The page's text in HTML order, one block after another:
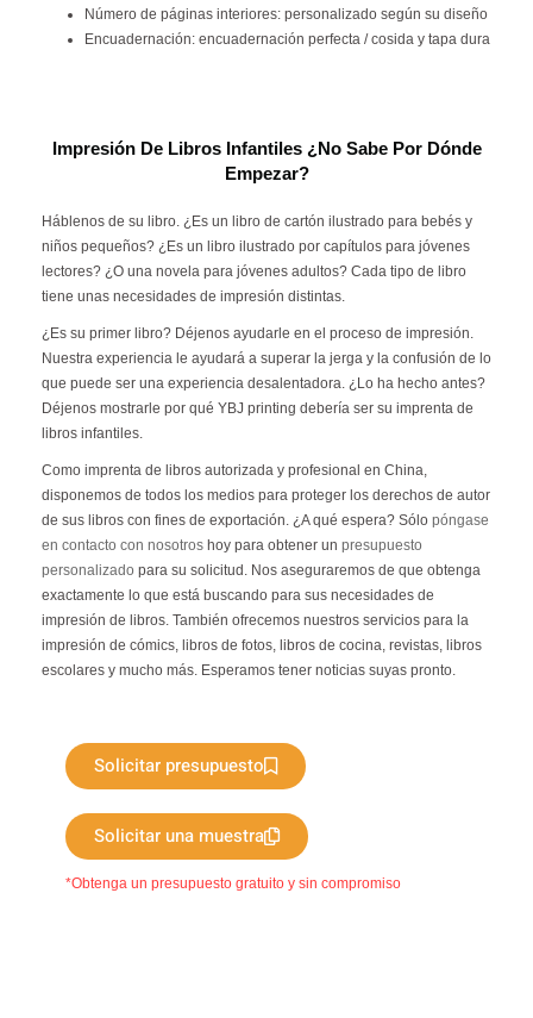
Número de páginas interiores: personalizado según su diseño
Encuadernación: encuadernación perfecta / cosida y tapa dura
Impresión De Libros Infantiles ¿No Sabe Por Dónde
Empezar?
Háblenos de su libro. ¿Es un libro de cartón ilustrado para bebés y
niños pequeños? ¿Es un libro ilustrado por capítulos para jóvenes
lectores? ¿O una novela para jóvenes adultos? Cada tipo de libro
tiene unas necesidades de impresión distintas.
¿Es su primer libro? Déjenos ayudarle en el proceso de impresión.
Nuestra experiencia le ayudará a superar la jerga y la confusión de lo
que puede ser una experiencia desalentadora. ¿Lo ha hecho antes?
Déjenos mostrarle por qué YBJ printing debería ser su imprenta de
libros infantiles.
Como imprenta de libros autorizada y profesional en China,
disponemos de todos los medios para proteger los derechos de autor
de sus libros con fines de exportación. ¿A qué espera? Sólo póngase
en contacto con nosotros hoy para obtener un presupuesto
personalizado para su solicitud. Nos aseguraremos de que obtenga
exactamente lo que está buscando para sus necesidades de
impresión de libros. También ofrecemos nuestros servicios para la
impresión de cómics, libros de fotos, libros de cocina, revistas, libros
escolares y mucho más. Esperamos tener noticias suyas pronto.
Solicitar presupuesto
Solicitar una muestra
*Obtenga un presupuesto gratuito y sin compromiso